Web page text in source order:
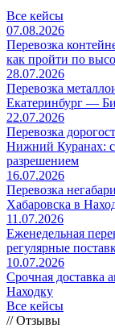
Все кейсы
07.08.2026
Перевозка
как пройти по
28.07.2026
Перевозка
Екатеринбург —
22.07.2026
Перевозка
Нижний Куранах:
разрешением
16.07.2026
Перевозка
Хабаровска в
11.07.2026
Еженедельная
регулярные
10.07.2026
Срочная доставка
Находку
Все кейсы
// Отзывы